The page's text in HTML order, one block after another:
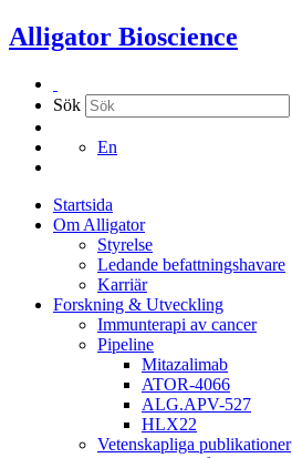
Hoppa
till
Alligator Bioscience
Sök
En
Startsida
Om Alligator
Styrelse
Ledande befattningshavare
Karriär
Forskning & Utveckling
Immunterapi av cancer
Pipeline
Mitazalimab
ATOR-4066
ALG.APV-527
HLX22
Vetenskapliga publikationer